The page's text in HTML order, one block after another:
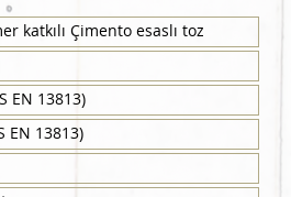
katkılı Çimento esaslı toz
EN 13813)
EN 13813)